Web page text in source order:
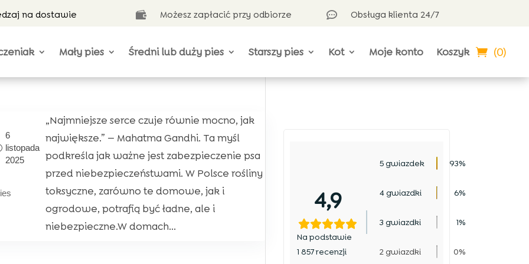
na dostawie  Możesz zapłacić przy odbiorze  Obsługa klienta 24/7
Mały pies Średni lub duży pies Starszy pies Kot Moje konto Koszyk (0)
6
listopada
2025
„Najmniejsze serce czuje równie mocno, jak
największe.” — Mahatma Gandhi. Ta myśl
podkreśla jak ważne jest zabezpieczenie psa
przed niebezpieczeństwami. W Polsce rośliny
toksyczne, zarówno te domowe, jak i
ogrodowe, potrafią być ładne, ale i
niebezpieczne.W domach...
4,9
Na podstawie
1 857 recenzji
5 gwiazdek 93%
4 gwiazdki 6%
3 gwiazdki 1%
2 gwiazdki 0%